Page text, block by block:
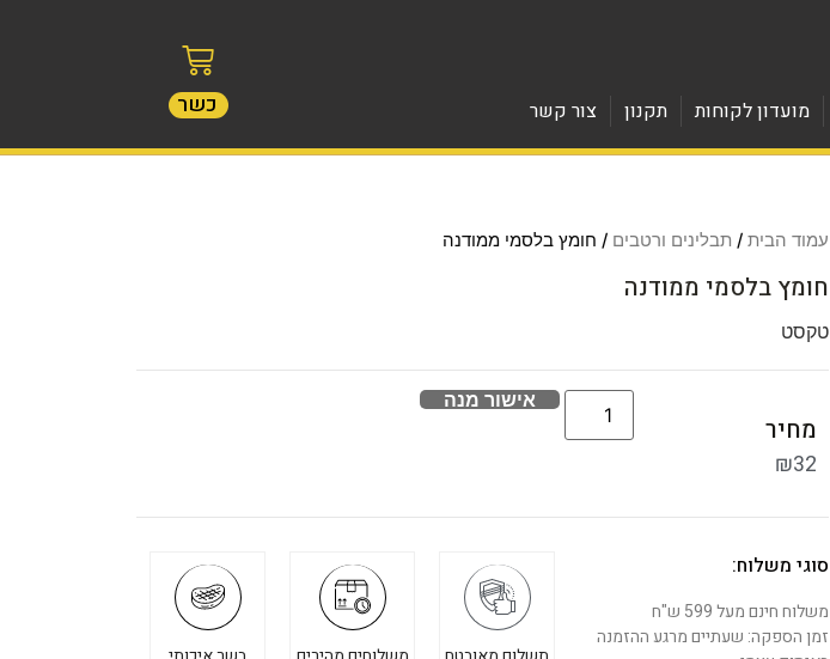
מועדון לקוחות תקנון צור קשר כשר
עמוד הבית/ תבלינים ורטבים / חומץ בלסמי ממודנה
חומץ בלסמי ממודנה
טקסט
מחיר
₪32
אישור מנה
סוגי משלוח:
משלוח חינם מעל 599 ש"ח
זמן הספקה: שעתיים מרגע ההזמנה